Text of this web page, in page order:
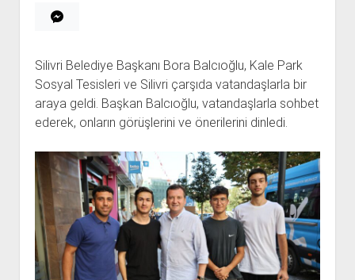
Silivri Belediye Başkanı Bora Balcıoğlu, Kale Park
Sosyal Tesisleri ve Silivri çarşıda vatandaşlarla bir
araya geldi. Başkan Balcıoğlu, vatandaşlarla sohbet
ederek, onların görüşlerini ve önerilerini dinledi.